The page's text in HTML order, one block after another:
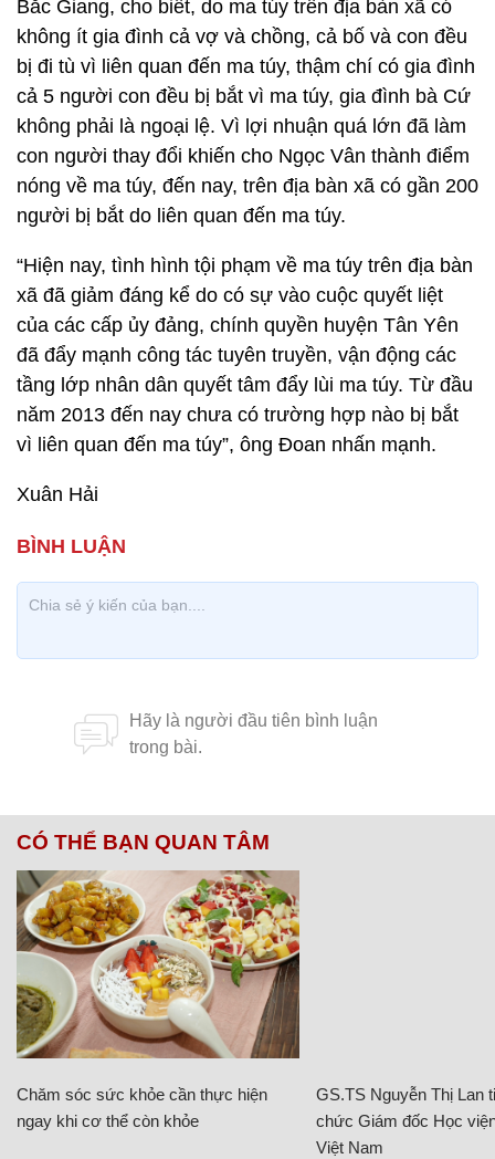
Bắc Giang, cho biết, do ma túy trên địa bàn xã có
không ít gia đình cả vợ và chồng, cả bố và con đều
bị đi tù vì liên quan đến ma túy, thậm chí có gia đình
cả 5 người con đều bị bắt vì ma túy, gia đình bà Cứ
không phải là ngoại lệ. Vì lợi nhuận quá lớn đã làm
con người thay đổi khiến cho Ngọc Vân thành điểm
nóng về ma túy, đến nay, trên địa bàn xã có gần 200
người bị bắt do liên quan đến ma túy.
“Hiện nay, tình hình tội phạm về ma túy trên địa bàn
xã đã giảm đáng kể do có sự vào cuộc quyết liệt
của các cấp ủy đảng, chính quyền huyện Tân Yên
đã đẩy mạnh công tác tuyên truyền, vận động các
tầng lớp nhân dân quyết tâm đẩy lùi ma túy. Từ đầu
năm 2013 đến nay chưa có trường hợp nào bị bắt
vì liên quan đến ma túy”, ông Đoan nhấn mạnh.
Xuân Hải
CÓ THỂ BẠN QUAN TÂM
Chăm sóc sức khỏe cần thực hiện
ngay khi cơ thể còn khỏe
GS.TS Nguyễn Thị Lan
chức Giám đốc Học
Việt Nam